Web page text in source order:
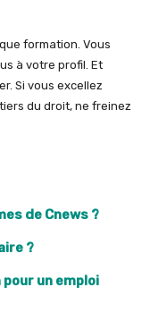
formation. Vous
à votre profil. Et
Si vous excellez
du droit, ne freinez
de Cnews ?
?
un emploi